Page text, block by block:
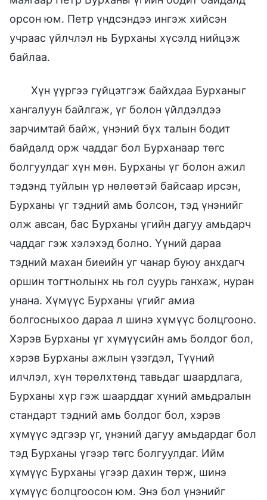
орсон юм. Петр үндсэндээ ингэж хийсэн
учраас үйлчлэл нь Бурханы хүсэлд нийцэж
байлаа.
Хүн үүргээ гүйцэтгэж байхдаа Бурханыг
хангалуун байлгаж, үг болон үйлдэлдээ
зарчимтай байж, үнэний бүх талын бодит
байдалд орж чаддаг бол Бурханаар төгс
болгуулдаг хүн мөн. Бурханы үг болон ажил
тэдэнд туйлын үр нөлөөтэй байсаар ирсэн,
Бурханы үг тэдний амь болсон, тэд үнэнийг
олж авсан, бас Бурханы үгийн дагуу амьдарч
чаддаг гэж хэлэхэд болно. Үүний дараа
тэдний махан биеийн уг чанар буюу анхдагч
оршин тогтнолынх нь гол суурь ганхаж, нуран
унана. Хүмүүс Бурханы үгийг амиа
болгосныхоо дараа л шинэ хүмүүс болцгооно.
Хэрэв Бурханы үг хүмүүсийн амь болдог бол,
хэрэв Бурханы ажлын үзэгдэл, Түүний
илчлэл, хүн төрөлхтөнд тавьдаг шаардлага,
Бурханы хүр гэж шаарддаг хүний амьдралын
стандарт тэдний амь болдог бол, хэрэв
хүмүүс эдгээр үг, үнэний дагуу амьдардаг бол
тэд Бурханы үгээр төгс болгуулдаг. Ийм
хүмүүс Бурханы үгээр дахин төрж, шинэ
хүмүүс болцгоосон юм. Энэ бол үнэнийг